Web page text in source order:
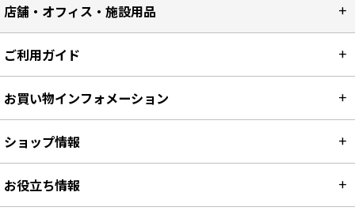
店舗・オフィス・施設用品
ご利用ガイド
お買い物インフォメーション
ショップ情報
お役立ち情報